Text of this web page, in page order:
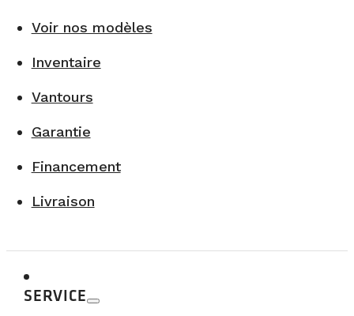
Voir nos modèles
Inventaire
Vantours
Garantie
Financement
Livraison
SERVICE